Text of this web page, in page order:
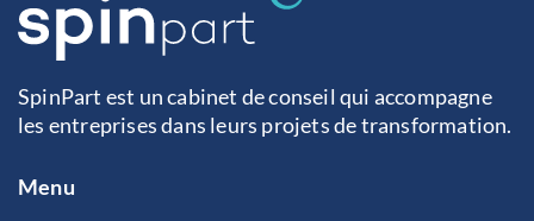
SpinPart est un cabinet de conseil qui accompagne
les entreprises dans leurs projets de transformation.
Menu